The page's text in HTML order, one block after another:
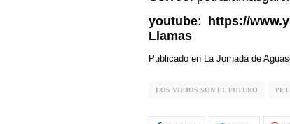
youtube:
https://
Llamas
Publicado en La Jornada de
LOS VIEJOS SON EL FUTURO